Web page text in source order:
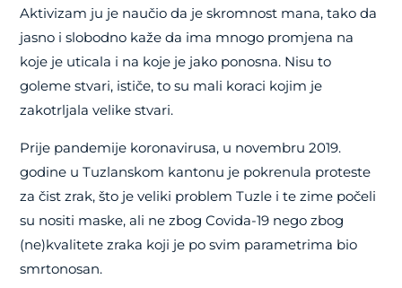
Aktivizam ju je naučio da je skromnost mana, tako da
jasno i slobodno kaže da ima mnogo promjena na
koje je uticala i na koje je jako ponosna. Nisu to
goleme stvari, ističe, to su mali koraci kojim je
zakotrljala velike stvari.
Prije pandemije koronavirusa, u novembru 2019.
godine u Tuzlanskom kantonu je pokrenula proteste
za čist zrak, što je veliki problem Tuzle i te zime počeli
su nositi maske, ali ne zbog Covida-19 nego zbog
(ne)kvalitete zraka koji je po svim parametrima bio
smrtonosan.